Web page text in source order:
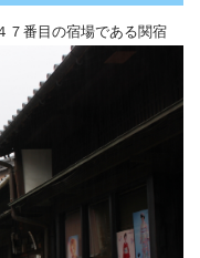
７番目の宿場である関宿